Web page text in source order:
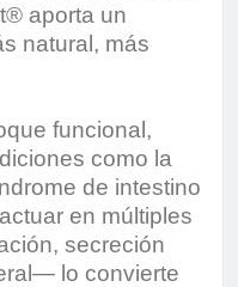
aporta un
natural, más
funcional,
como la
de intestino
en múltiples
secreción
lo convierte